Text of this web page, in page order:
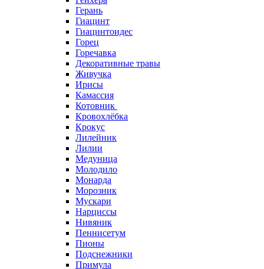
Герань
Гиацинт
Гиацинтоидес
Горец
Горечавка
Декоративные травы
Живучка
Ирисы
Камассия
Котовник
Кровохлёбка
Крокус
Лилейник
Лилии
Медуница
Молодило
Монарда
Морозник
Мускари
Нарциссы
Нивяник
Пеннисетум
Пионы
Подснежники
Примула